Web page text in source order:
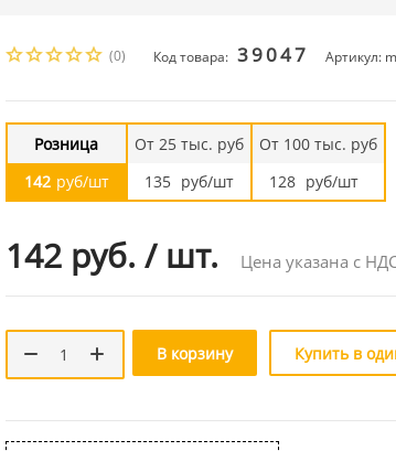
(0) Код товара: 39047 Артикул:
Розница
142 руб/шт
От 25 тыс. руб
135 руб/шт
От 100 тыс. руб
128 руб/шт
142 руб. / шт. Цена указана с
В корзину Купить в